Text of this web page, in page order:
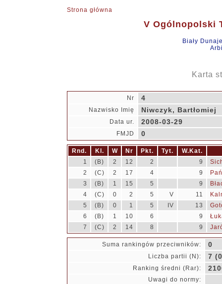
Strona główna
V Ogólnopolski
Biały
Karta
Nr 4
Nazwisko Imię Niwczyk, Bartłomiej
Data ur. 2008-03-29
FMJD 0
Rnd. Kl. W Nr Pkt. Tyt. W.Kat.
1
(B) 2 12 2 9
2
(C) 2 17 4 9
3
(B) 1 15 5 9
4
(C) 0 2 5 V 11
5
(B) 0 1 5 IV 13
6
(B) 1 10 6 9
7
(C) 2 14 8 9
Suma rankingów przeciwników: 0
Liczba partii (N): 7
Ranking średni (Rar):
Uwagi do normy: